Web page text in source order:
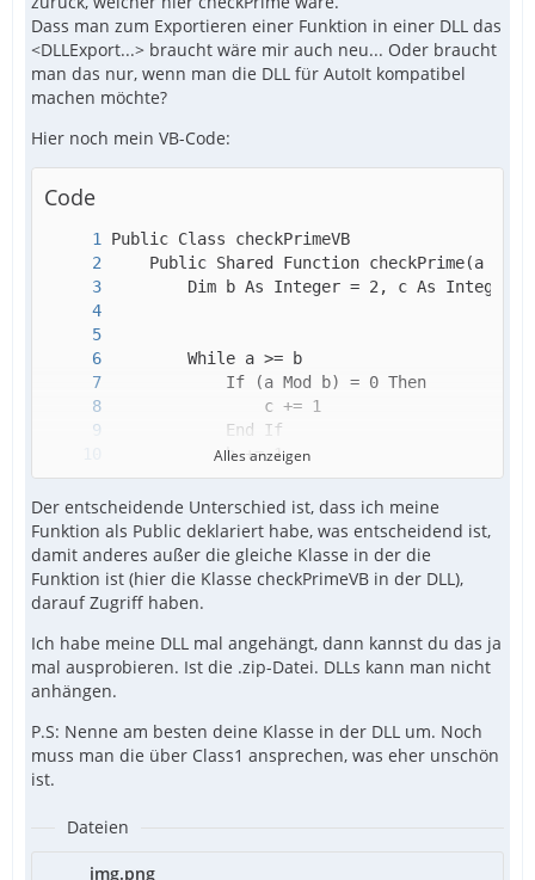
Dass man zum Exportieren einer Funktion in einer DLL das
<DLLExport...> braucht wäre mir auch neu... Oder braucht
man das nur, wenn man die DLL für AutoIt kompatibel
machen möchte?
Hier noch mein VB-Code:
Code
End Class
Alles anzeigen
Der entscheidende Unterschied ist, dass ich meine
Funktion als Public deklariert habe, was entscheidend ist,
damit anderes außer die gleiche Klasse in der die
Funktion ist (hier die Klasse checkPrimeVB in der DLL),
darauf Zugriff haben.
Ich habe meine DLL mal angehängt, dann kannst du das ja
mal ausprobieren. Ist die .zip-Datei. DLLs kann man nicht
anhängen.
P.S: Nenne am besten deine Klasse in der DLL um. Noch
muss man die über Class1 ansprechen, was eher unschön
ist.
Dateien
img.png